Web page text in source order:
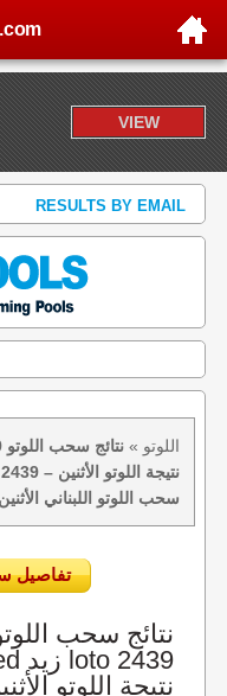
VIEW
RESULTS BY EMAIL
اللوتو »
سحب اللوتو اللبناني
تفاصيل سحب اللوتو رقم ٢٤٣٩